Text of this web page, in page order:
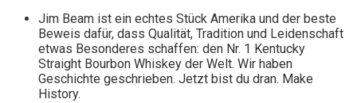
Jim Beam ist ein echtes Stück Amerika und der beste
Beweis dafür, dass Qualität, Tradition und Leidenschaft
etwas Besonderes schaffen: den Nr. 1 Kentucky
Straight Bourbon Whiskey der Welt. Wir haben
Geschichte geschrieben. Jetzt bist du dran. Make
History.